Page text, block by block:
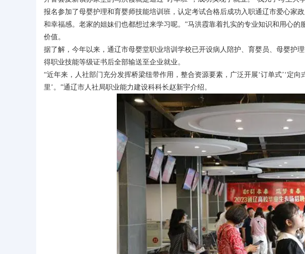
报名参加了母婴护理和育婴师技能培训班，认定考试合格后成功入职通辽市爱心家
和幸福感。老家的姐妹们也都想过来学习呢。”马洪霞靠着扎实的专业知识和用心
价值。
据了解，今年以来，通辽市母婴堂职业培训学校已开设病人陪护、育婴员、母婴护
得职业技能等级证书后全部输送至企业就业。
“近年来，人社部门充分发挥桥梁纽带作用，整合资源要素，广泛开展‘订单式’‘定
里’。”通辽市人社局职业能力建设科科长赵新宇介绍。